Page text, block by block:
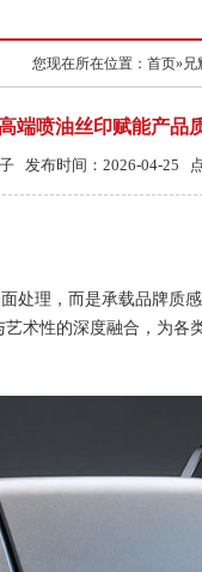
您现在所在位置： 首页»兄
端喷油丝印赋能产品
发布时间：2026-04-25
处理，而是承载品牌质
术性的深度融合，为